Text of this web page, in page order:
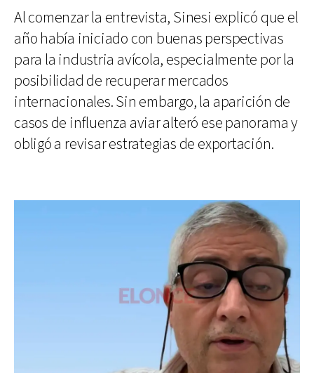
Al comenzar la entrevista, Sinesi explicó que el
año había iniciado con buenas perspectivas
para la industria avícola, especialmente por la
posibilidad de recuperar mercados
internacionales. Sin embargo, la aparición de
casos de influenza aviar alteró ese panorama y
obligó a revisar estrategias de exportación.